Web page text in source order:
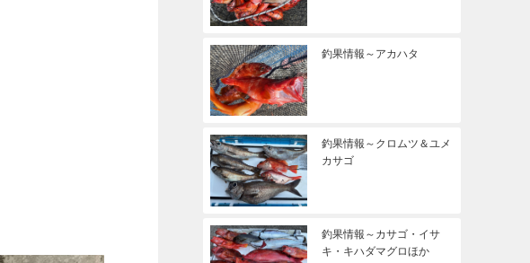
釣果情報～アカハタ
釣果情報～クロムツ＆ユメ
カサゴ
釣果情報～カサゴ・イサ
キ・キハダマグロほか